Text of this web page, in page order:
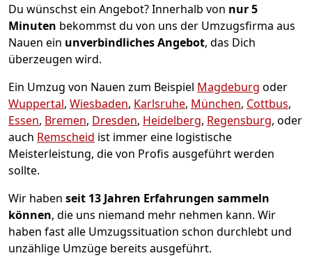
Du wünschst ein Angebot? Innerhalb von nur 5
Minuten bekommst du von uns der Umzugsfirma aus
Nauen ein unverbindliches Angebot, das Dich
überzeugen wird.
Ein Umzug von Nauen zum Beispiel Magdeburg oder
Wuppertal, Wiesbaden, Karlsruhe, München, Cottbus,
Essen, Bremen, Dresden, Heidelberg, Regensburg, oder
auch Remscheid ist immer eine logistische
Meisterleistung, die von Profis ausgeführt werden
sollte.
Wir haben seit 13 Jahren Erfahrungen sammeln
können, die uns niemand mehr nehmen kann. Wir
haben fast alle Umzugssituation schon durchlebt und
unzählige Umzüge bereits ausgeführt.